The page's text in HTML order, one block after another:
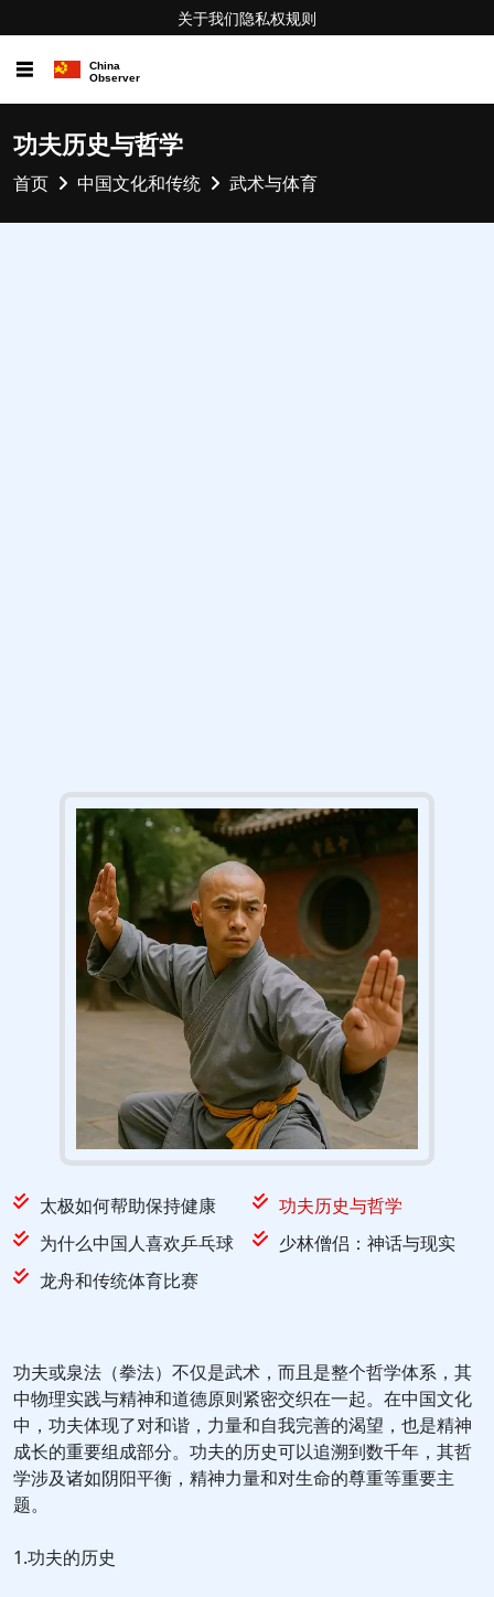
关于我们隐私权规则
☰
功夫历史与哲学
首页 中国文化和传统 武术与体育
太极如何帮助保持健康
功夫历史与哲学
为什么中国人喜欢乒乓球
少林僧侣：神话与现实
龙舟和传统体育比赛
功夫或泉法（拳法）不仅是武术，而且是整个哲学体系，其
中物理实践与精神和道德原则紧密交织在一起。在中国文化
中，功夫体现了对和谐，力量和自我完善的渴望，也是精神
成长的重要组成部分。功夫的历史可以追溯到数千年，其哲
学涉及诸如阴阳平衡，精神力量和对生命的尊重等重要主
题。
1.功夫的历史